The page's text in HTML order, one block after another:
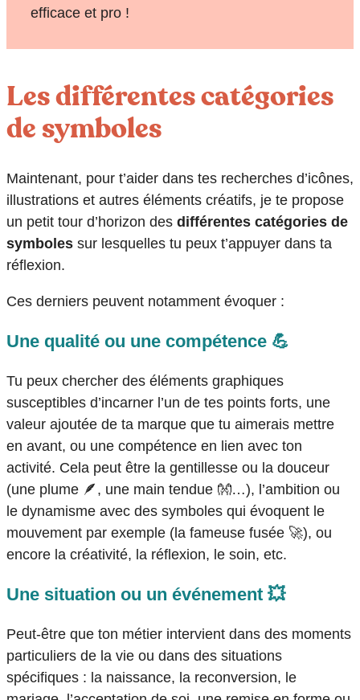
efficace et pro !
Les différentes catégories
de symboles
Maintenant, pour t’aider dans tes recherches d’icônes,
illustrations et autres éléments créatifs, je te propose
un petit tour d’horizon des différentes catégories de
symboles sur lesquelles tu peux t’appuyer dans ta
réflexion.
Ces derniers peuvent notamment évoquer :
Une qualité ou une compétence 💪
Tu peux chercher des éléments graphiques
susceptibles d’incarner l’un de tes points forts, une
valeur ajoutée de ta marque que tu aimerais mettre
en avant, ou une compétence en lien avec ton
activité. Cela peut être la gentillesse ou la douceur
(une plume 🪶 , une main tendue 👐…), l’ambition ou
le dynamisme avec des symboles qui évoquent le
mouvement par exemple (la fameuse fusée 🚀), ou
encore la créativité, la réflexion, le soin, etc.
Une situation ou un événement 💥
Peut-être que ton métier intervient dans des moments
particuliers de la vie ou dans des situations
spécifiques : la naissance, la reconversion, le